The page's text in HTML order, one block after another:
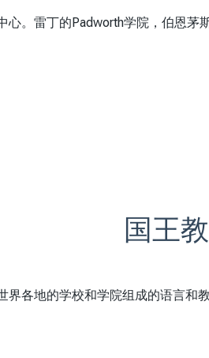
心。雷丁的Padworth学院，伯恩
国王
界各地的学校和学院组成的语言